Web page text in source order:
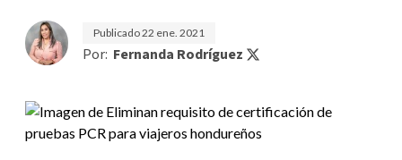
Publicado22 ene. 2021
Por: Fernanda Rodríguez